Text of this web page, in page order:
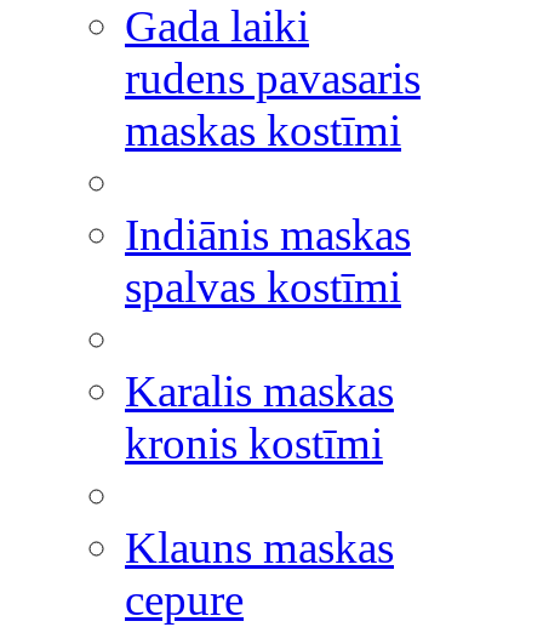
Gada laiki
rudens pavasaris
maskas kostīmi
Indiānis maskas
spalvas kostīmi
Karalis maskas
kronis kostīmi
Klauns maskas
cepure